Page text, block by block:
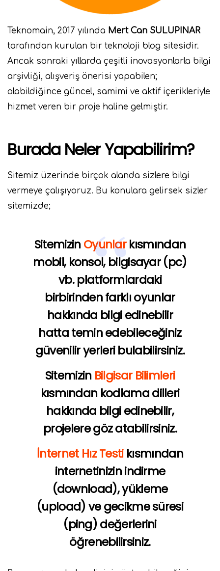
Teknomain, 2017 yılında Mert Can SULUPINAR
tarafından kurulan bir teknoloji blog sitesidir.
Ancak sonraki yıllarda çeşitli inovasyonlarla bilgi
arşivliği, alışveriş önerisi yapabilen;
olabildiğince güncel, samimi ve aktif içerikleriyle
hizmet veren bir proje haline gelmiştir.
Burada Neler Yapabilirim?
Sitemiz üzerinde birçok alanda sizlere bilgi
vermeye çalışıyoruz. Bu konulara gelirsek sizler
sitemizde;
Sitemizin Oyunlarkısmından
mobil, konsol, bilgisayar (pc)
vb. platformlardaki
birbirinden farklı oyunlar
hakkında bilgi edinebilir
hatta temin edebileceğiniz
güvenilir yerleri bulabilirsiniz.
Sitemizin Bilgisar Bilimleri
kısmından kodlama dilleri
hakkında bilgi edinebilir,
projelere göz atabilirsiniz.
İnternet Hız Testi kısmından
internetinizin indirme
(download), yükleme
(upload) ve gecikme süresi
(ping) değerlerini
öğrenebilirsiniz.